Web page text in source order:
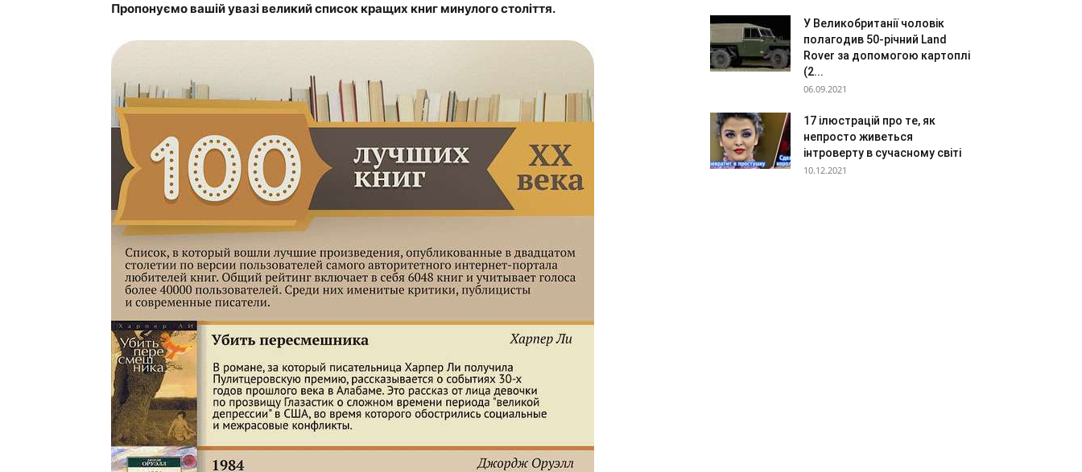
Пропонуємо вашій увазі великий список кращих книг минулого століття.
У Великобританії чоловік
полагодив 50-річний Land
Rover за допомогою картоплі
(2...
06.09.2021
17 ілюстрацій про те, як
непросто живеться
інтроверту в сучасному світі
10.12.2021